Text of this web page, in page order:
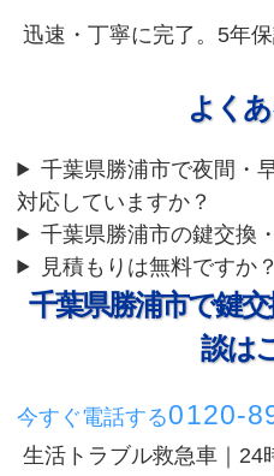
迅速・丁寧に完了。5年保
よく
千葉県勝浦市で夜間・
対応していますか？
千葉県勝浦市の鍵交換
見積もりは無料ですか？
千葉県勝浦市で鍵
談は
今すぐ電話する0120-
生活トラブル救急車｜24